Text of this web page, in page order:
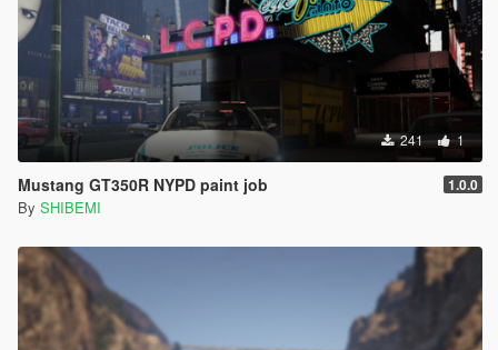
241 1
Mustang GT350R NYPD paint job 1.0.0
By SHIBEMI